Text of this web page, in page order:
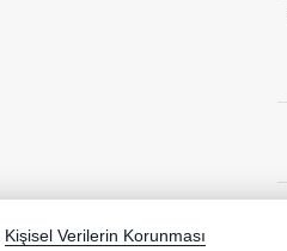
Kişisel Verilerin Korunması